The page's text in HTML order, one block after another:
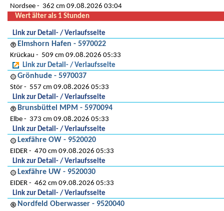
Nordsee
362 cm 09.08.2026 03:04
Wert älter als 1 Stunden
Link zur Detail- / Verlaufsseite
Elmshorn Hafen - 5970022
Krückau
509 cm 09.08.2026 05:33
Link zur Detail- / Verlaufsseite
Grönhude - 5970037
Stör
557 cm 09.08.2026 05:33
Link zur Detail- / Verlaufsseite
Brunsbüttel MPM - 5970094
Elbe
373 cm 09.08.2026 05:33
Link zur Detail- / Verlaufsseite
Lexfähre OW - 9520020
EIDER
470 cm 09.08.2026 05:33
Link zur Detail- / Verlaufsseite
Lexfähre UW - 9520030
EIDER
462 cm 09.08.2026 05:33
Link zur Detail- / Verlaufsseite
Nordfeld Oberwasser - 9520040